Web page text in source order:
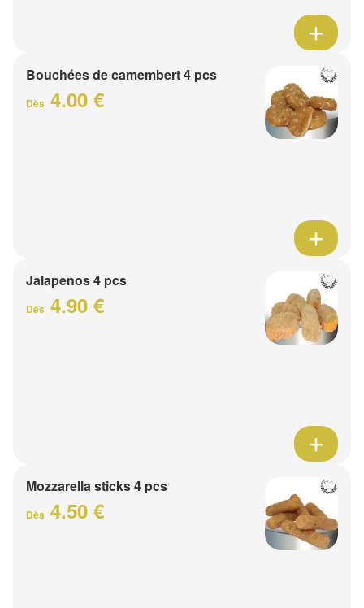
Bouchées de camembert 4 pcs
Dès 4.00 €
Jalapenos 4 pcs
Dès 4.90 €
Mozzarella sticks 4 pcs
Dès 4.50 €